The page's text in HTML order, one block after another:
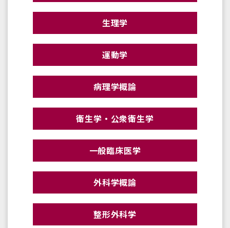
生理学
運動学
病理学概論
衛生学・公衆衛生学
一般臨床医学
外科学概論
整形外科学